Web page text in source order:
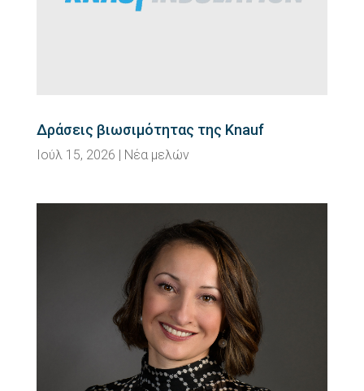
Δράσεις βιωσιμότητας της Knauf
Ιούλ 15, 2026 | Νέα μελών